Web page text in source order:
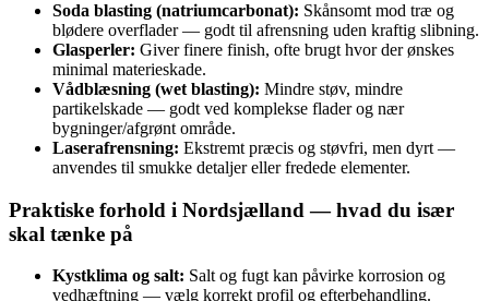
Soda blasting (natriumcarbonat): Skånsomt mod træ og
blødere overflader — godt til afrensning uden kraftig slibning.
Glasperler: Giver finere finish, ofte brugt hvor der ønskes
minimal materieskade.
Vådblæsning (wet blasting): Mindre støv, mindre
partikelskade — godt ved komplekse flader og nær
bygninger/afgrønt område.
Laserafrensning: Ekstremt præcis og støvfri, men dyrt —
anvendes til smukke detaljer eller fredede elementer.
Praktiske forhold i Nordsjælland — hvad du især
skal tænke på
Kystklima og salt: Salt og fugt kan påvirke korrosion og
vedhæftning — vælg korrekt profil og efterbehandling.